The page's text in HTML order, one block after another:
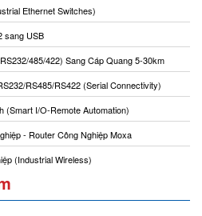
Ethernet Switches)
sang USB
485/422) Sang Cáp Quang 5-30km
RS485/RS422 (Serial Connectivity)
(Smart I/O-Remote Automation)
- Router Công Nghiệp Moxa
(Industrial Wireless)